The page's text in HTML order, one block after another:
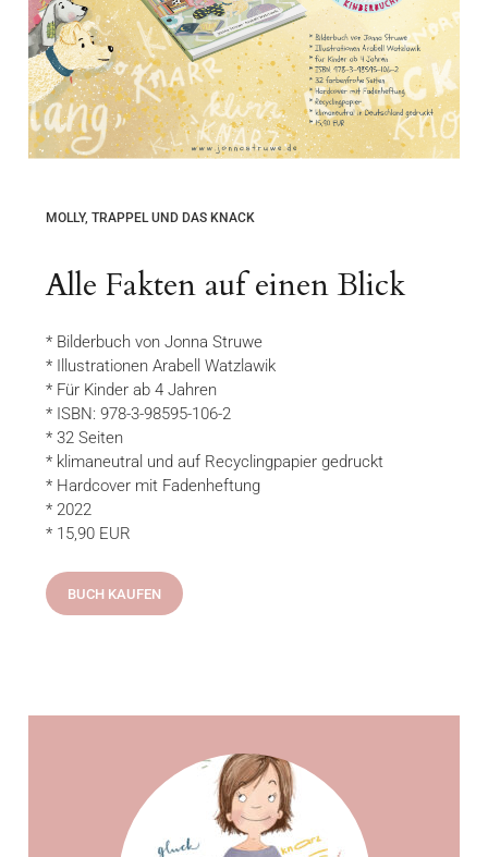
MOLLY, TRAPPEL UND DAS KNACK
Alle Fakten auf einen Blick
* Bilderbuch von Jonna Struwe
* Illustrationen Arabell Watzlawik
* Für Kinder ab 4 Jahren
* ISBN: 978-3-98595-106-2
* 32 Seiten
* klimaneutral und auf Recyclingpapier gedruckt
* Hardcover mit Fadenheftung
* 2022
* 15,90 EUR
BUCH KAUFEN